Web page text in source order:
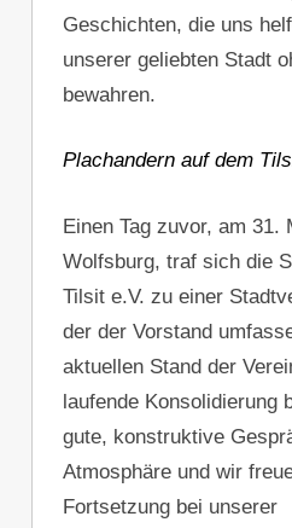
Geschichten, die uns
unserer geliebten Stadt
bewahren.
Plachandern auf dem
Einen Tag zuvor, am 31.
Wolfsburg, traf sich die
Tilsit e.V. zu einer
der der Vorstand
aktuellen Stand der
laufende Konsolidierung
gute, konstruktive
Atmosphäre und wir
Fortsetzung bei unserer